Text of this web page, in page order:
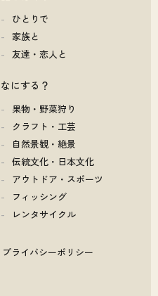
ひとりで
家族と
友達・恋人と
なにする？
果物・野菜狩り
クラフト・工芸
自然景観・絶景
伝統文化・日本文化
アウトドア・スポーツ
フィッシング
レンタサイクル
プライバシーポリシー